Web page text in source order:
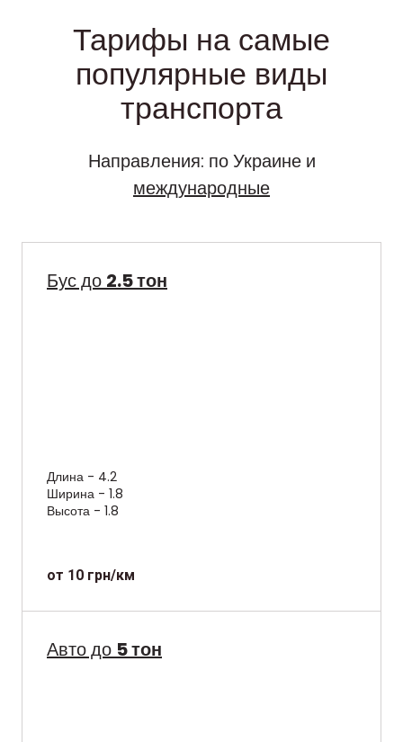
Тарифы на самые
популярные виды
транспорта
Направления: по Украине и
международные
Бус до 2.5 тон
Длина - 4.2
Ширина - 1.8
Высота - 1.8
от 10 грн/км
Авто до 5 тон